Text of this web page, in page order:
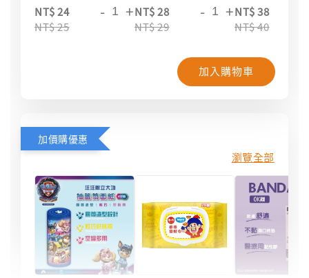
NT$ 24
NT$ 25
- +NT$ 28
NT$ 29
- +NT$ 38
NT$ 40
加入購物車
加價購優惠
瀏覽全部